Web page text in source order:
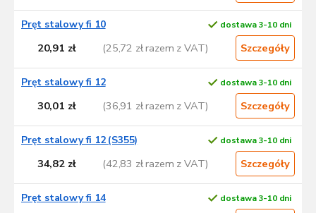
o
d
t
Pręt stalowy fi 10 dostawa 3-10 dni
20,91 zł (25,72 zł razem z VAT) Szczegóły
Pręt stalowy fi 12 dostawa 3-10 dni
30,01 zł (36,91 zł razem z VAT) Szczegóły
Pręt stalowy fi 12 (S355) dostawa 3-10 dni
34,82 zł (42,83 zł razem z VAT) Szczegóły
Pręt stalowy fi 14 dostawa 3-10 dni